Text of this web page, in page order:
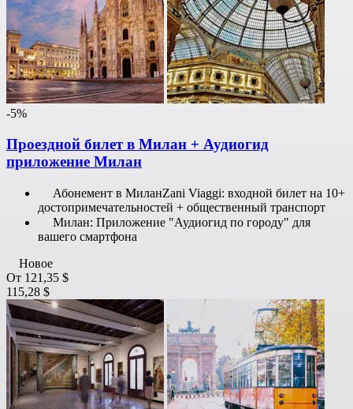
-5%
Проездной билет в Милан + Аудиогид
приложение Милан
Абонемент в МиланZani Viaggi: входной билет на 10+
достопримечательностей + общественный транспорт
Милан: Приложение "Аудиогид по городу" для
вашего смартфона
Новое
От 121,35 $
115,28 $